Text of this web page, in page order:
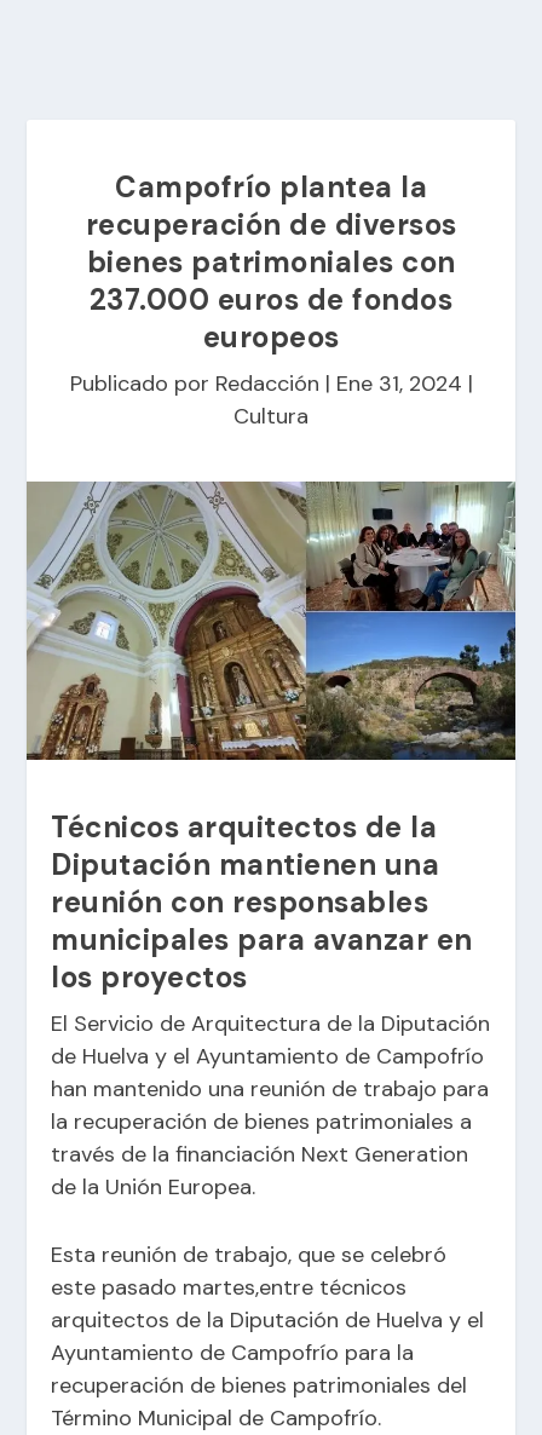
Campofrío plantea la
recuperación de diversos
bienes patrimoniales con
237.000 euros de fondos
europeos
Publicado por Redacción | Ene 31, 2024 |
Cultura
Técnicos arquitectos de la
Diputación mantienen una
reunión con responsables
municipales para avanzar en
los proyectos
El Servicio de Arquitectura de la Diputación
de Huelva y el Ayuntamiento de Campofrío
han mantenido una reunión de trabajo para
la recuperación de bienes patrimoniales a
través de la financiación Next Generation
de la Unión Europea.
Esta reunión de trabajo, que se celebró
este pasado martes,entre técnicos
arquitectos de la Diputación de Huelva y el
Ayuntamiento de Campofrío para la
recuperación de bienes patrimoniales del
Término Municipal de Campofrío.